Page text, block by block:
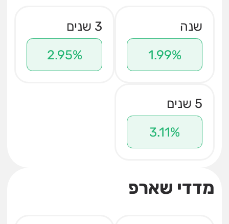
שנה
1.99%
3 שנים
2.95%
5 שנים
3.11%
מדדי שארפ